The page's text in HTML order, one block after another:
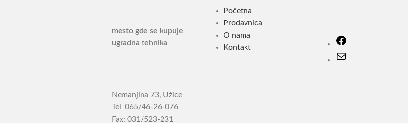
mesto gde se kupuje
ugradna tehnika
Nemanjina 73, Užice
Tel: 065/46-26-076
Fax: 031/523-231
Početna
Prodavnica
O nama
Kontakt